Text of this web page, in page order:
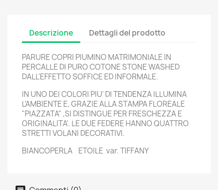
Descrizione Dettagli del prodotto
PARURE COPRI PIUMINO MATRIMONIALE IN
PERCALLE DI PURO COTONE STONE WASHED
DALL'EFFETTO SOFFICE ED INFORMALE.
IN UNO DEI COLORI PIU' DI TENDENZA ILLUMINA
L'AMBIENTE E, GRAZIE ALLA STAMPA FLOREALE
"PIAZZATA" ,SI DISTINGUE PER FRESCHEZZA E
ORIGINALITA'. LE DUE FEDERE HANNO QUATTRO
STRETTI VOLANI DECORATIVI.
BIANCOPERLA ETOILE var. TIFFANY